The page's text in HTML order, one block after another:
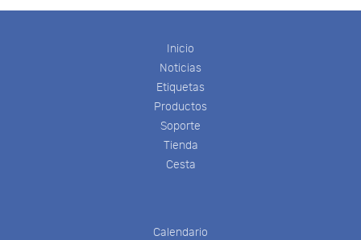
Inicio
Noticias
Etiquetas
Productos
Soporte
Tienda
Cesta
Calendario